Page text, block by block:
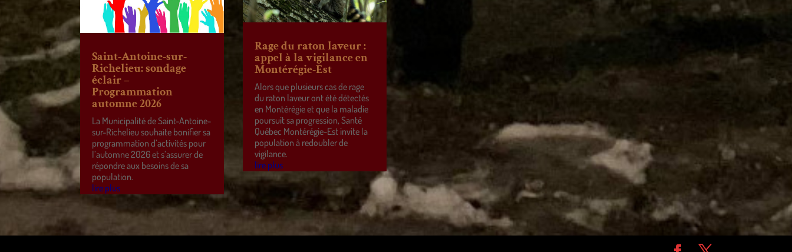
Saint-Antoine-sur-
Richelieu: sondage
éclair –
Programmation
automne 2026
La Municipalité de Saint-Antoine-
sur-Richelieu souhaite bonifier sa
programmation d’activités pour
l’automne 2026 et s’assurer de
répondre aux besoins de sa
population.
lire plus
Rage du raton laveur :
appel à la vigilance en
Montérégie-Est
Alors que plusieurs cas de rage
du raton laveur ont été détectés
en Montérégie et que la maladie
poursuit sa progression, Santé
Québec Montérégie-Est invite la
population à redoubler de
vigilance.
lire plus